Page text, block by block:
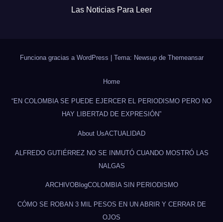
Las Noticias Para Leer
Funciona gracias a WordPress Tema: Newsup de Themeansar
Home
“EN COLOMBIA SE PUEDE EJERCER EL PERIODISMO PERO NO
HAY LIBERTAD DE EXPRESIÓN”
About UsACTUALIDAD
ALFREDO GUTIÉRREZ NO SE INMUTÓ CUANDO MOSTRÓ LAS
NALGAS
ARCHIVOBlogCOLOMBIA SIN PERIODISMO
CÓMO SE ROBAN 3 MIL PESOS EN UN ABRIR Y CERRAR DE
OJOS